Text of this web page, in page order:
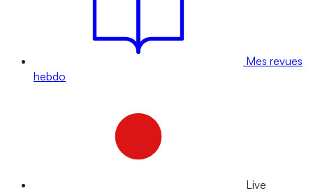
Mes revues
hebdo
Live